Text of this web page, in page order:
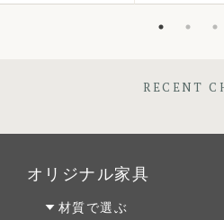
RECENT
オリジナル家具
材質で選ぶ